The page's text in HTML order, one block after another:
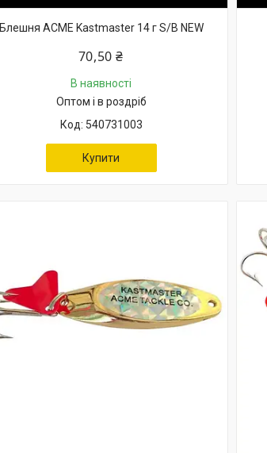
Блешня ACME Kastmaster 14 г S/B NEW
70,50 ₴
В наявності
Оптом і в роздріб
540731003
Купити